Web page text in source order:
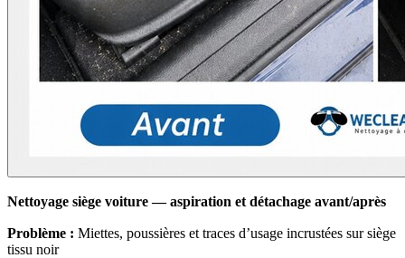
Nettoyage siège voiture — aspiration et détachage avant/après
Problème : Miettes, poussières et traces d’usage incrustées sur siège
tissu noir